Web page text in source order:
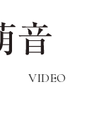
VIDEO